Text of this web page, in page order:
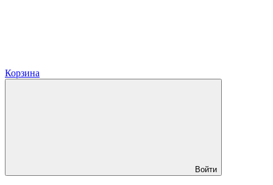
Корзина
Войти